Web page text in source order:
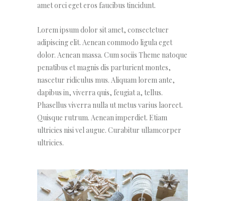
amet orci eget eros faucibus tincidunt.
Lorem ipsum dolor sit amet, consectetuer
adipiscing elit. Aenean commodo ligula eget
dolor. Aenean massa. Cum sociis Theme natoque
penatibus et magnis dis parturient montes,
nascetur ridiculus mus. Aliquam lorem ante,
dapibus in, viverra quis, feugiat a, tellus.
Phasellus viverra nulla ut metus varius laoreet.
Quisque rutrum. Aenean imperdiet. Etiam
ultricies nisi vel augue. Curabitur ullamcorper
ultricies.